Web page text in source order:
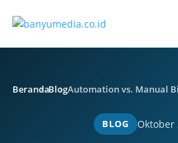
BerandaBlog
BLOG Oktober